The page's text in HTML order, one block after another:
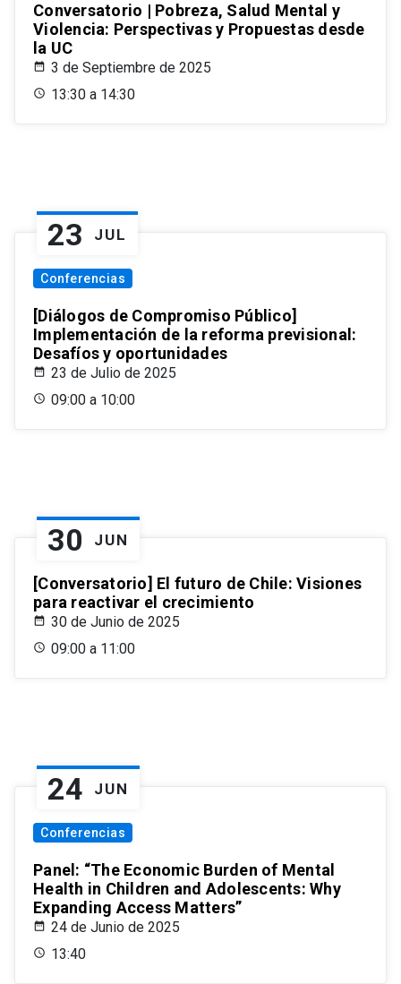
Conversatorio | Pobreza, Salud Mental y
Violencia: Perspectivas y Propuestas desde
la UC
3 de Septiembre de 2025
13:30 a 14:30
23 JUL
Conferencias
[Diálogos de Compromiso Público]
Implementación de la reforma previsional:
Desafíos y oportunidades
23 de Julio de 2025
09:00 a 10:00
30 JUN
[Conversatorio] El futuro de Chile: Visiones
para reactivar el crecimiento
30 de Junio de 2025
09:00 a 11:00
24 JUN
Conferencias
Panel: “The Economic Burden of Mental
Health in Children and Adolescents: Why
Expanding Access Matters”
24 de Junio de 2025
13:40